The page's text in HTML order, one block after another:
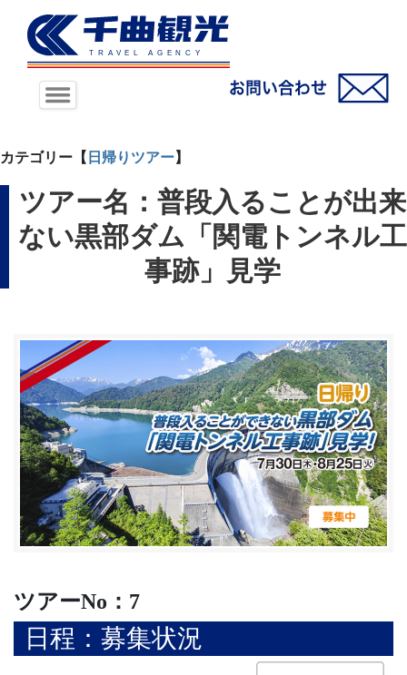
カテゴリー【 日帰りツアー】
ツアー名：普段入ることが出来
ない黒部ダム「関電トンネル工
事跡」見学
ツアーNo：7
日程：募集状況